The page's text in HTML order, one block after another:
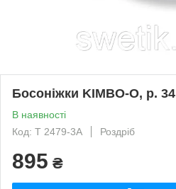
Босоніжки KIMBO-O, р. 34
В наявності
Код: Т 2479-3А
Роздріб
895 ₴